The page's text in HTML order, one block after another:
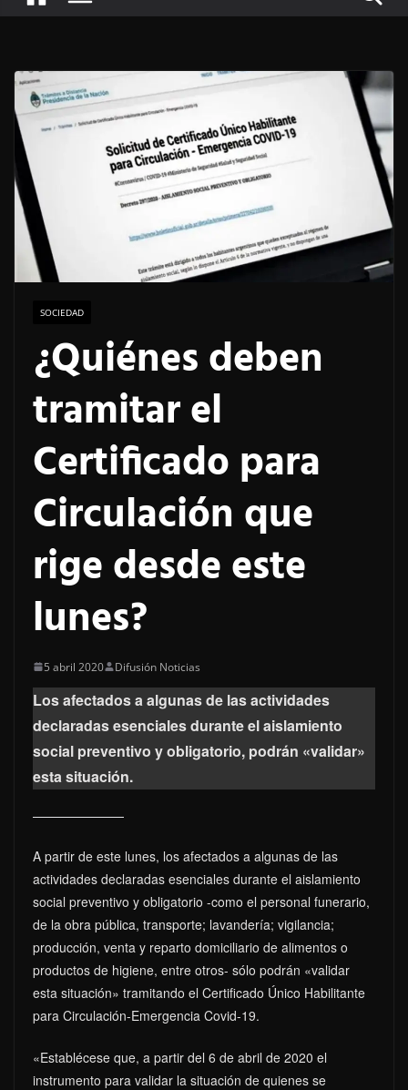
SOCIEDAD
¿Quiénes deben
tramitar el
Certificado para
Circulación que
rige desde este
lunes?
5 abril 2020 Difusión Noticias
Los afectados a algunas de las actividades
declaradas esenciales durante el aislamiento
social preventivo y obligatorio, podrán «validar»
esta situación.
A partir de este lunes, los afectados a algunas de las
actividades declaradas esenciales durante el aislamiento
social preventivo y obligatorio -como el personal funerario,
de la obra pública, transporte; lavandería; vigilancia;
producción, venta y reparto domiciliario de alimentos o
productos de higiene, entre otros- sólo podrán «validar
esta situación» tramitando el Certificado Único Habilitante
para Circulación-Emergencia Covid-19.
«Establécese que, a partir del 6 de abril de 2020 el
instrumento para validar la situación de quienes se